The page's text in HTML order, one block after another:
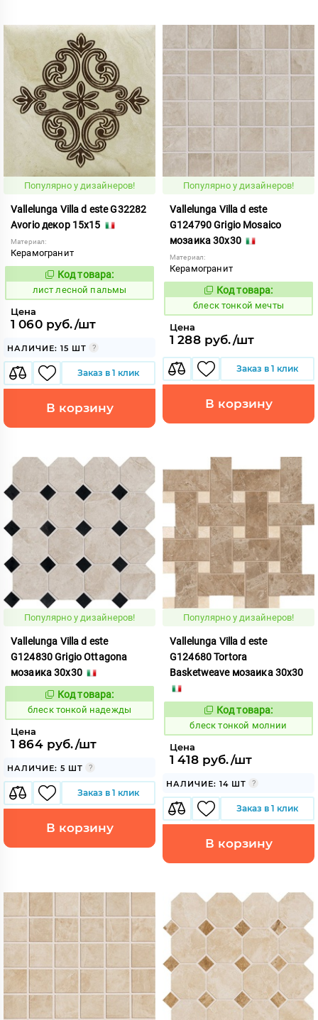
Популярно у дизайнеров!
Vallelunga Villa d este G32282
Avorio декор 15x15
Материал:
Керамогранит
880817
Код товара:
лист лесной пальмы
Цена
1 060 руб./шт
НАЛИЧИЕ: 15 ШТ
Заказ в 1 клик
В корзину
Популярно у дизайнеров!
Vallelunga Villa d este
G124790 Grigio Mosaico
мозаика 30x30
Материал:
Керамогранит
44051
Код товара:
блеск тонкой мечты
Цена
1 288 руб./шт
Заказ в 1 клик
В корзину
Популярно у дизайнеров!
Vallelunga Villa d este
G124830 Grigio Ottagona
мозаика 30x30
44057
Код товара:
блеск тонкой надежды
Цена
1 864 руб./шт
НАЛИЧИЕ: 5 ШТ
Заказ в 1 клик
В корзину
Популярно у дизайнеров!
Vallelunga Villa d este
G124680 Tortora
Basketweave мозаика 30x30
44053
Код товара:
блеск тонкой молнии
Цена
1 418 руб./шт
НАЛИЧИЕ: 14 ШТ
Заказ в 1 клик
В корзину